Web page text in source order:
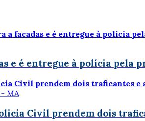
e é entregue à polícia pela
MA
Civil prendem dois